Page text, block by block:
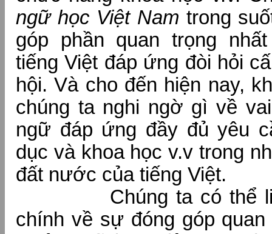
ngữ học Việt Nam trong
góp phần quan trọng
tiếng Việt đáp ứng đòi hỏi
hội. Và cho đến hiện nay,
chúng ta nghi ngờ gì về
ngữ đáp ứng đầy đủ yêu
dục và khoa học v.v trong
đất nước của tiếng Việt.
Chúng ta có thể liệt
chính về sự đóng góp quan